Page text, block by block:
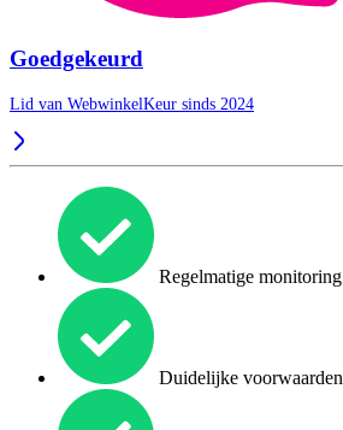
Goedgekeurd
Lid van WebwinkelKeur sinds 2024
Regelmatige monitoring
Duidelijke voorwaarden